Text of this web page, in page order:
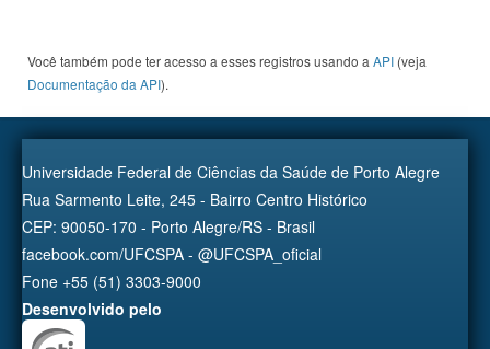
Você também pode ter acesso a esses registros usando a API (veja
Documentação da API).
Universidade Federal de Ciências da Saúde de Porto Alegre
Rua Sarmento Leite, 245 - Bairro Centro Histórico
CEP: 90050-170 - Porto Alegre/RS - Brasil
facebook.com/UFCSPA - @UFCSPA_oficial
Fone +55 (51) 3303-9000
Desenvolvido pelo